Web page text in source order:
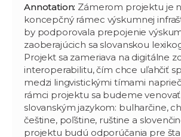
Annotation: Zámerom projektu je
koncepčný rámec výskumnej
by podporovala prepojenie
zaoberajúcich sa slovanskou
Projekt sa zameriava na digitálne
interoperabilitu, čím chce uľahčiť
medzi lingvistickými tímami
rámci projektu sa budeme
slovanským jazykom: bulharčine,
češtine, poľštine, ruštine a
projektu budú odporúčania pre